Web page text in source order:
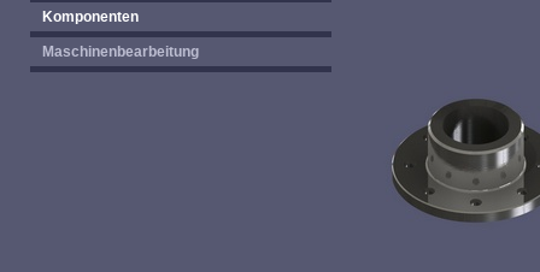
Komponenten
Maschinenbearbeitung